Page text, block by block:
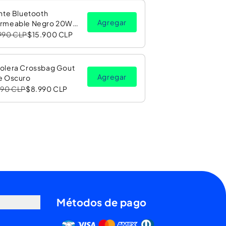
con una réplica de alta calidad y detalle.
Bluetooth
Negro 20W
LED RGB PV26 Copec
CLP$15.900 CLP
Agregar
Crossbag Gout
Oscuro
CLP$8.990 CLP
Agregar
Métodos de pago